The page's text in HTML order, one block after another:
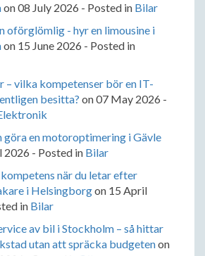
on08 July 2026 - Posted in Bilar
oförglömlig - hyr en limousine i
on 15 June 2026 - Posted in
– vilka kompetenser bör en IT-
besitta? on07 May 2026 -
göra en motoroptimering i Gävle
2026 - Posted in Bilar
när du letar efter
i Helsingborgon 15 April
in Bilar
av bil i Stockholm – så hittar
utan att spräcka budgetenon